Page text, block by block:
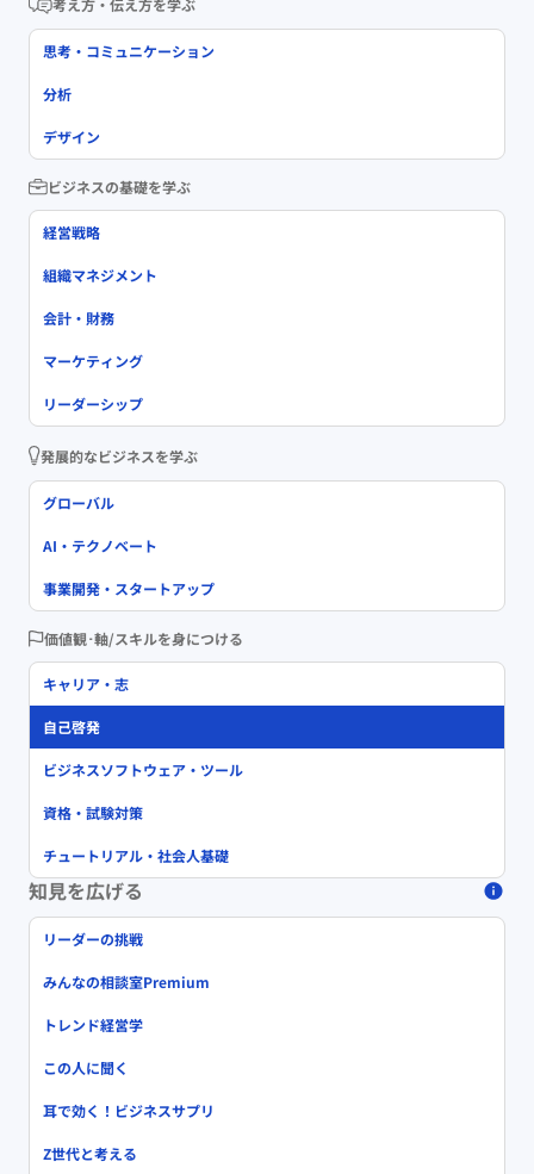
考え方・伝え方を学ぶ
思考・コミュニケーション
分析
デザイン
ビジネスの基礎を学ぶ
経営戦略
組織マネジメント
会計・財務
マーケティング
リーダーシップ
発展的なビジネスを学ぶ
グローバル
AI・テクノベート
事業開発・スタートアップ
価値観･軸/スキルを身につける
キャリア・志
自己啓発
ビジネスソフトウェア・ツール
資格・試験対策
チュートリアル・社会人基礎
知見を広げる
リーダーの挑戦
みんなの相談室Premium
トレンド経営学
この人に聞く
耳で効く！ビジネスサプリ
Z世代と考える